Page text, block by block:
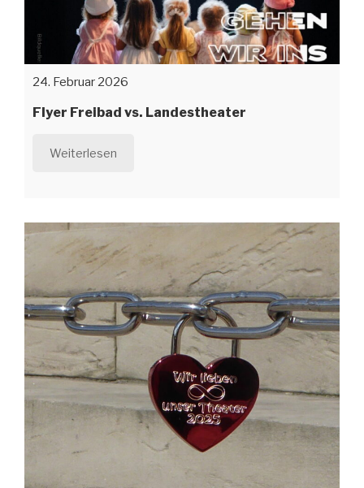
24. Februar 2026
Flyer Freibad vs. Landestheater
Weiterlesen